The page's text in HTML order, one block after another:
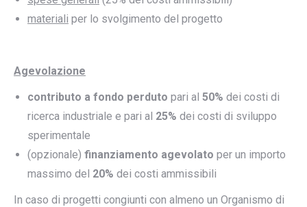
materiali per lo svolgimento del progetto
Agevolazione
contributo a fondo perduto pari al 50% dei costi di
ricerca industriale e pari al 25% dei costi di sviluppo
sperimentale
(opzionale) finanziamento agevolato per un importo
massimo del 20% dei costi ammissibili
In caso di progetti congiunti con almeno un Organismo di